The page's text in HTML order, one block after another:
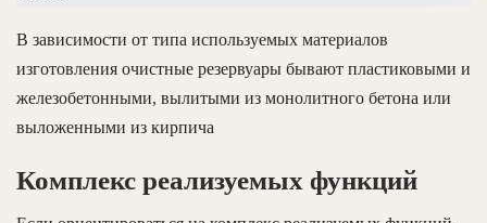
В зависимости от типа используемых материалов
изготовления очистные резервуары бывают пластиковыми и
железобетонными, вылитыми из монолитного бетона или
выложенными из кирпича
Комплекс реализуемых функций